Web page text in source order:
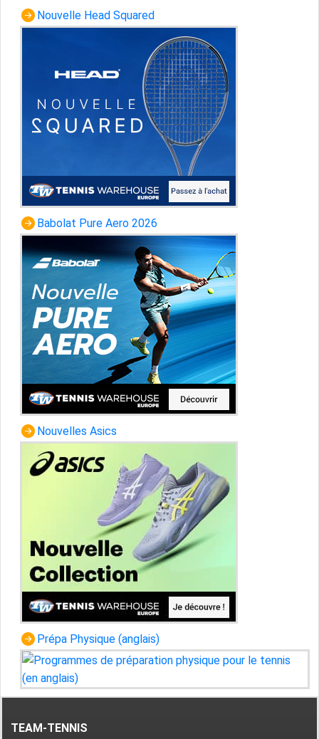
Nouvelle Head Squared
Babolat Pure Aero 2026
Nouvelles Asics
Prépa Physique (anglais)
TEAM-TENNIS